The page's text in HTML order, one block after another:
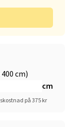
cm)
cm
på 375 kr